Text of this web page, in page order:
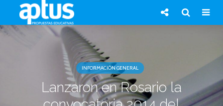
INFORMACIÓN GENERAL
Lanzaron en Rosario la